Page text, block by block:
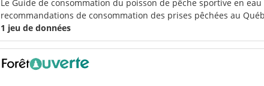
Le Guide de consommation du poisson de pêche sportive en
recommandations de consommation des prises pêchées au
1 jeu de données